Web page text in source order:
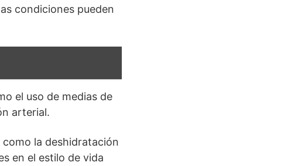
condiciones pueden
el uso de medias de
arterial.
como la deshidratación
en el estilo de vida